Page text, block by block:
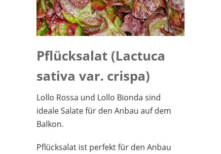
Pflücksalat (Lactuca
sativa var. crispa)
Lollo Rossa und Lollo Bionda sind
ideale Salate für den Anbau auf dem
Balkon.
Pflücksalat ist perfekt für den Anbau